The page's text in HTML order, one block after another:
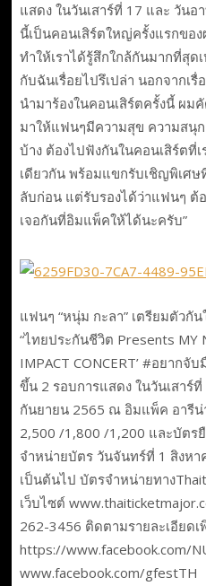
แสดง ในวันเสาร์ที่ 17 และ วัน
นี้เป็นคอนเสิร์ตใหญ่ครั้งแรกขอ
ทำให้เราได้รู้สึกใกล้กันมากที่สุ
กับฉันเรื่อยไปรึเปล่า นอกจากเรื่
นำมาร้องในคอนเสิร์ตครั้งนี้ ผม
มาให้แฟนๆมีความสุข ความสนุ
บ้าง ต้องไปฟังกันในคอนเสิร์ตที่
เดียวกัน พร้อมแขกรับเชิญพิเศษ
ลับก่อน แต่รับรองได้ว่าแฟนๆ ต้
เจอกันที่อิมแพ็คให้ได้นะครับ”
แฟนๆ “หนุ่ม กะลา” เตรียมตัว
“ไทยประกันชีวิต Presents MY
IMPACT CONCERT’ #อยากจั
ขึ้น 2 รอบการแสดง ในวันเสาร์
กันยายน 2565 ณ อิมแพ็ค อารีน่
2,500 /1,800 /1,200 และบัตร
จำหน่ายบัตร วันจันทร์ที่ 1 สิงหา
เป็นต้นไป บัตรจำหน่ายทาง
เว็บไซต์
262-3456 ติดตามรายละเอียดเ
https://www.facebook.com/
www.facebook.com/gfestTH